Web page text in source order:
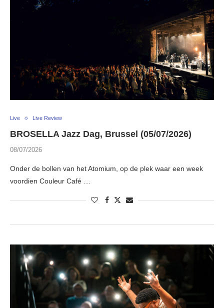
Live Live Review
BROSELLA Jazz Dag, Brussel (05/07/2026)
08/07/2026
Onder de bollen van het Atomium, op de plek waar een week
voordien Couleur Café …